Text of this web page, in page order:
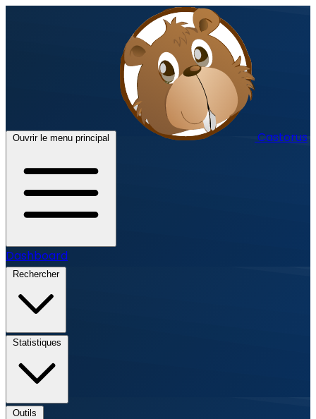
Ouvrir le menu principal Castorus
Dashboard
Rechercher
Statistiques
Outils